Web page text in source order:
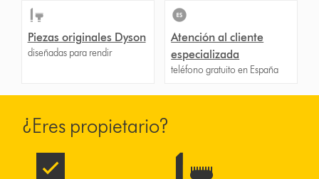
Piezas originales Dyson
diseñadas para rendir
Atención al cliente
especializada
teléfono gratuito en España
¿Eres propietario?